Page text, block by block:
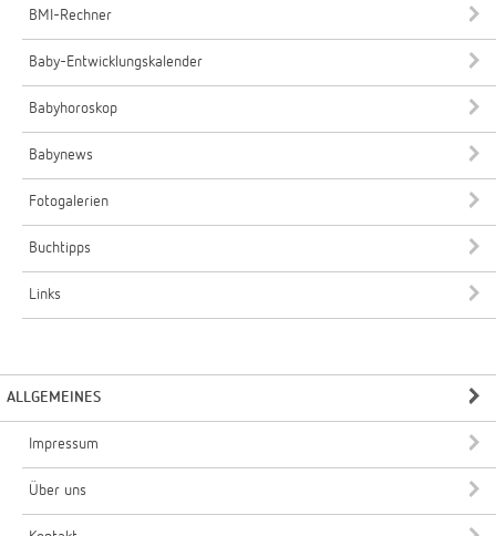
BMI-Rechner
Baby-Entwicklungskalender
Babyhoroskop
Babynews
Fotogalerien
Buchtipps
Links
ALLGEMEINES
Impressum
Über uns